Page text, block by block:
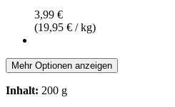
3,99 €
(19,95 € / kg)
Mehr Optionen anzeigen
Inhalt: 200 g